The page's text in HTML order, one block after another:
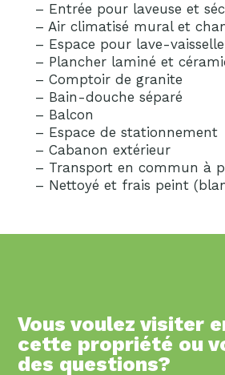
– Entrée pour laveuse et
– Air climatisé mural et
– Espace pour lave-vaisselle
– Plancher laminé et
– Comptoir de granite
– Bain-douche séparé
– Balcon
– Espace de stationnement
– Cabanon extérieur
– Transport en commun à
– Nettoyé et frais peint
Vous voulez visiter
cette propriété ou
des questions?